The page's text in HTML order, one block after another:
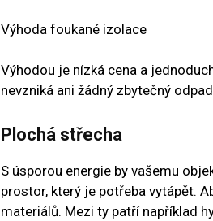
Výhoda foukané izolace
Výhodou je nízká cena a
nevzniká ani žádný zbytečný
Plochá střecha
S úsporou energie by vašemu
prostor, který je potřeba vytápět.
materiálů. Mezi ty patří například